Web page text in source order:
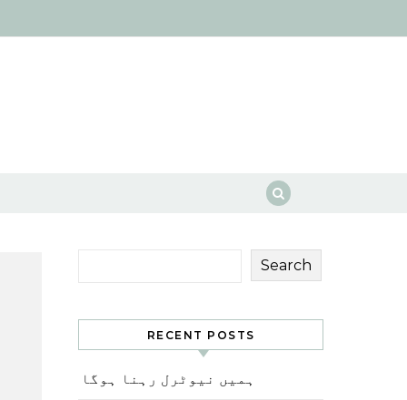
Search
RECENT POSTS
ہمیں نیوٹرل رہنا ہوگا